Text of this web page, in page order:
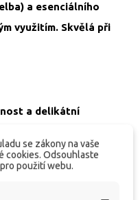
a esenciálního
využitím. Skvělá při
a delikátní
je nyní doplněna o
se zákony na vaše
cookies. Odsouhlaste
použití webu.